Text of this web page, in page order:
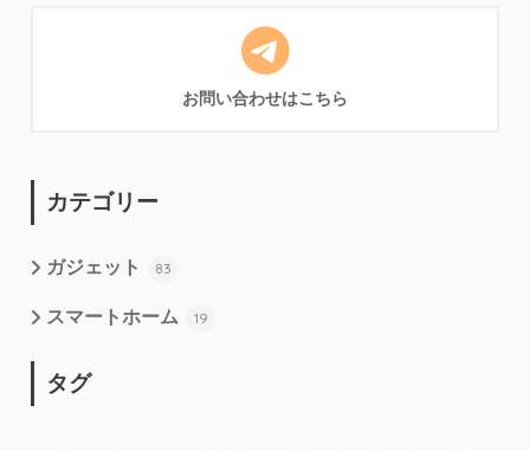
お問い合わせはこちら
カテゴリー
ガジェット 83
スマートホーム 19
タグ